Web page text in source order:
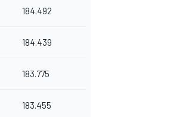
184.492
184.439
183.775
183.455